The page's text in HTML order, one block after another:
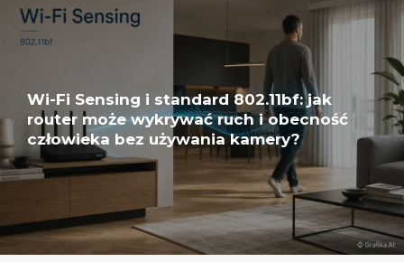
Wi-Fi Sensing i standard 802.11bf: jak
router może wykrywać ruch i obecność
człowieka bez używania kamery?